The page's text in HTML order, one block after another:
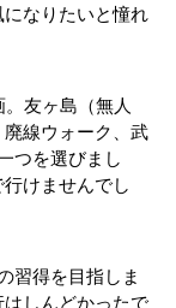
なりたいと憧れ
友ヶ島（無人
線ウォーク、武
つを選びまし
けませんでし
習得を目指しま
しんどかったで